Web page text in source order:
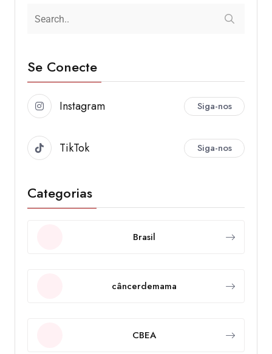
Se Conecte
Instagram Siga-nos
TikTok Siga-nos
Categorias
Brasil
câncerdemama
CBEA